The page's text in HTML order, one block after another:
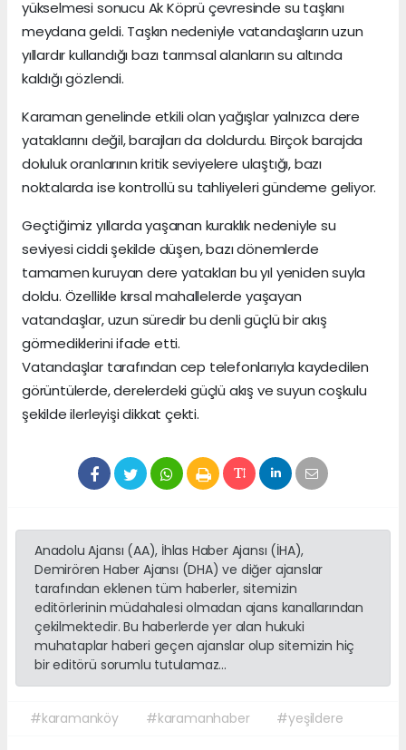
yükselmesi sonucu Ak Köprü çevresinde su taşkını
meydana geldi. Taşkın nedeniyle vatandaşların uzun
yıllardır kullandığı bazı tarımsal alanların su altında
kaldığı gözlendi.
Karaman genelinde etkili olan yağışlar yalnızca dere
yataklarını değil, barajları da doldurdu. Birçok barajda
doluluk oranlarının kritik seviyelere ulaştığı, bazı
noktalarda ise kontrollü su tahliyeleri gündeme geliyor.
Geçtiğimiz yıllarda yaşanan kuraklık nedeniyle su
seviyesi ciddi şekilde düşen, bazı dönemlerde
tamamen kuruyan dere yatakları bu yıl yeniden suyla
doldu. Özellikle kırsal mahallelerde yaşayan
vatandaşlar, uzun süredir bu denli güçlü bir akış
görmediklerini ifade etti.
Vatandaşlar tarafından cep telefonlarıyla kaydedilen
görüntülerde, derelerdeki güçlü akış ve suyun coşkulu
şekilde ilerleyişi dikkat çekti.
Anadolu Ajansı (AA), İhlas Haber Ajansı (İHA),
Demirören Haber Ajansı (DHA) ve diğer ajanslar
tarafından eklenen tüm haberler, sitemizin
editörlerinin müdahalesi olmadan ajans kanallarından
çekilmektedir. Bu haberlerde yer alan hukuki
muhataplar haberi geçen ajanslar olup sitemizin hiç
bir editörü sorumlu tutulamaz...
#karamanköy #karamanhaber #yeşildere